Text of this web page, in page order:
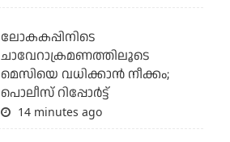
ലോകകപ്പിനിടെ
ചാവേറാക്രമണത്തിലൂടെ
മെസിയെ വധിക്കാന്‍ നീക്കം;
പൊലീസ് റിപ്പോര്‍ട്ട്
14 minutes ago